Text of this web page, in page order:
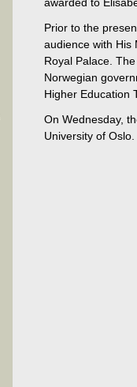
awarded to
Prior to the
audience with His
Royal Palace.
Norwegian
Higher Education
On Wednesday,
University of Oslo.